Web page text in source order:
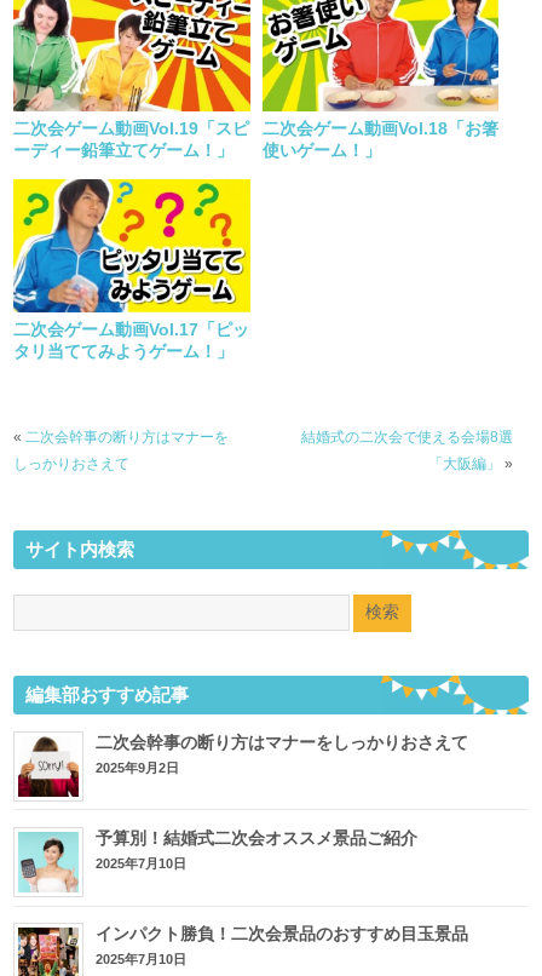
二次会ゲーム動画Vol.19「スピ
ーディー鉛筆立てゲーム！」
二次会ゲーム動画Vol.18「お箸
使いゲーム！」
二次会ゲーム動画Vol.17「ピッ
タリ当ててみようゲーム！」
« 二次会幹事の断り方はマナーを
しっかりおさえて
結婚式の二次会で使える会場8選
「大阪編」
»
サイト内検索
編集部おすすめ記事
二次会幹事の断り方はマナーをしっかりおさえて
2025年9月2日
予算別！結婚式二次会オススメ景品ご紹介
2025年7月10日
インパクト勝負！二次会景品のおすすめ目玉景品
2025年7月10日